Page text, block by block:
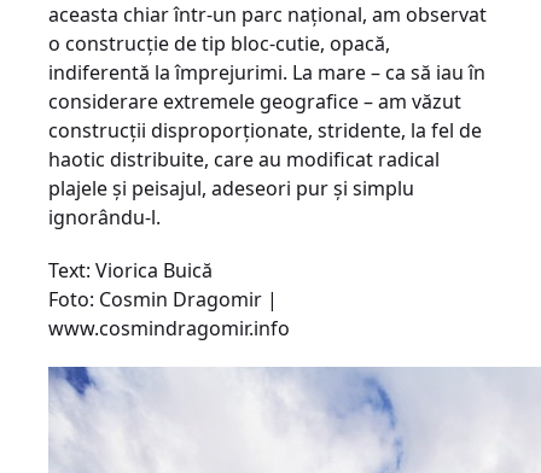
aceasta chiar într-un parc naţional, am observat
o construcţie de tip bloc-cutie, opacă,
indiferentă la împrejurimi. La mare – ca să iau în
considerare extremele geografice – am văzut
construcţii disproporţionate, stridente, la fel de
haotic distribuite, care au modificat radical
plajele şi peisajul, adeseori pur şi simplu
ignorându-l.
Text: Viorica Buică
Foto: Cosmin Dragomir |
www.cosmindragomir.info